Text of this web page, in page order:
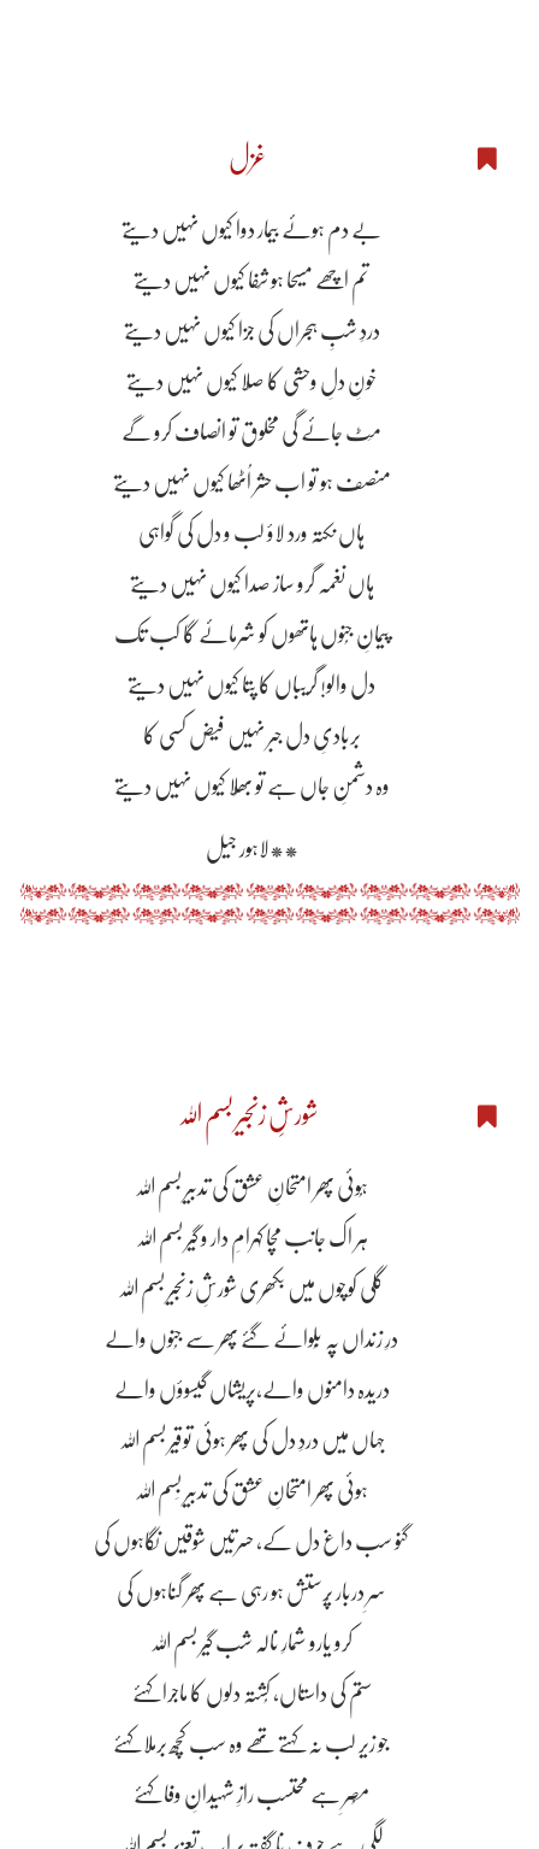
غزل
بے دم ہوئے بیمار دوا کیوں نہیں دیتے
تم اچھے مسیحا ہو شِفا کیوں نہیں دیتے
دردِ شبِ ہجراں کی جزا کیوں نہیں دیتے
خونِ دلِ وحشی کا صِلا کیوں نہیں دیتے
مِٹ جائے گی مخلوق تو انصاف کرو گے
منصف ہو تو اب حشر اُٹھا کیوں نہیں دیتے
ہاں نکتہ ورد لاؤ لب و دل کی گواہی
ہاں نغمہ گرو ساز صدا کیوں نہیں دیتے
پیمانِ جُنوں ہاتھوں کو شرمائے گا کب تک
دل والو! گریباں کا پتا کیوں نہیں دیتے
بربادیِ دل جبر نہیں فیض کسی کا
وہ دشمنِ جاں ہے تو بھُلا کیوں نہیں دیتے
**لاہور جیل
شورشِ زنجیر بسم اللہ
ہُوئی پھر امتحانِ عشق کی تدبیر بسم اللہ
ہر اک جانب مچا کہرامِ دار و گیر بسم اللہ
گلی کوچوں میں بکھری شورشِ زنجیر بسم اللہ
درِ زنداں پہ بُلوائے گئے پھر سے جُنوں والے
دریدہ دامنوں والے،پریشاں گیسوؤں والے
جہاں میں دردِ دل کی پھر ہوئی توقیر بسم اللہ
ہوئی پھر امتحانِ عشق کی تدبیر بِسم اللہ
گنو سب داغ دل کے، حسرتیں شوقیں نگاہوں کی
سرِ دربار پُرستش ہو رہی ہے پھر گناہوں کی
کرو یارو شمارِ نالہ شب گیر بسم اللہ
ستم کی داستاں، کُشتہ دلوں کا ماجرا کہئے
جو زیر لب نہ کہتے تھے وہ سب کچھ برملا کہئے
مُصرِ ہے محتسب رازِ شہیدانِ وفا کہئے